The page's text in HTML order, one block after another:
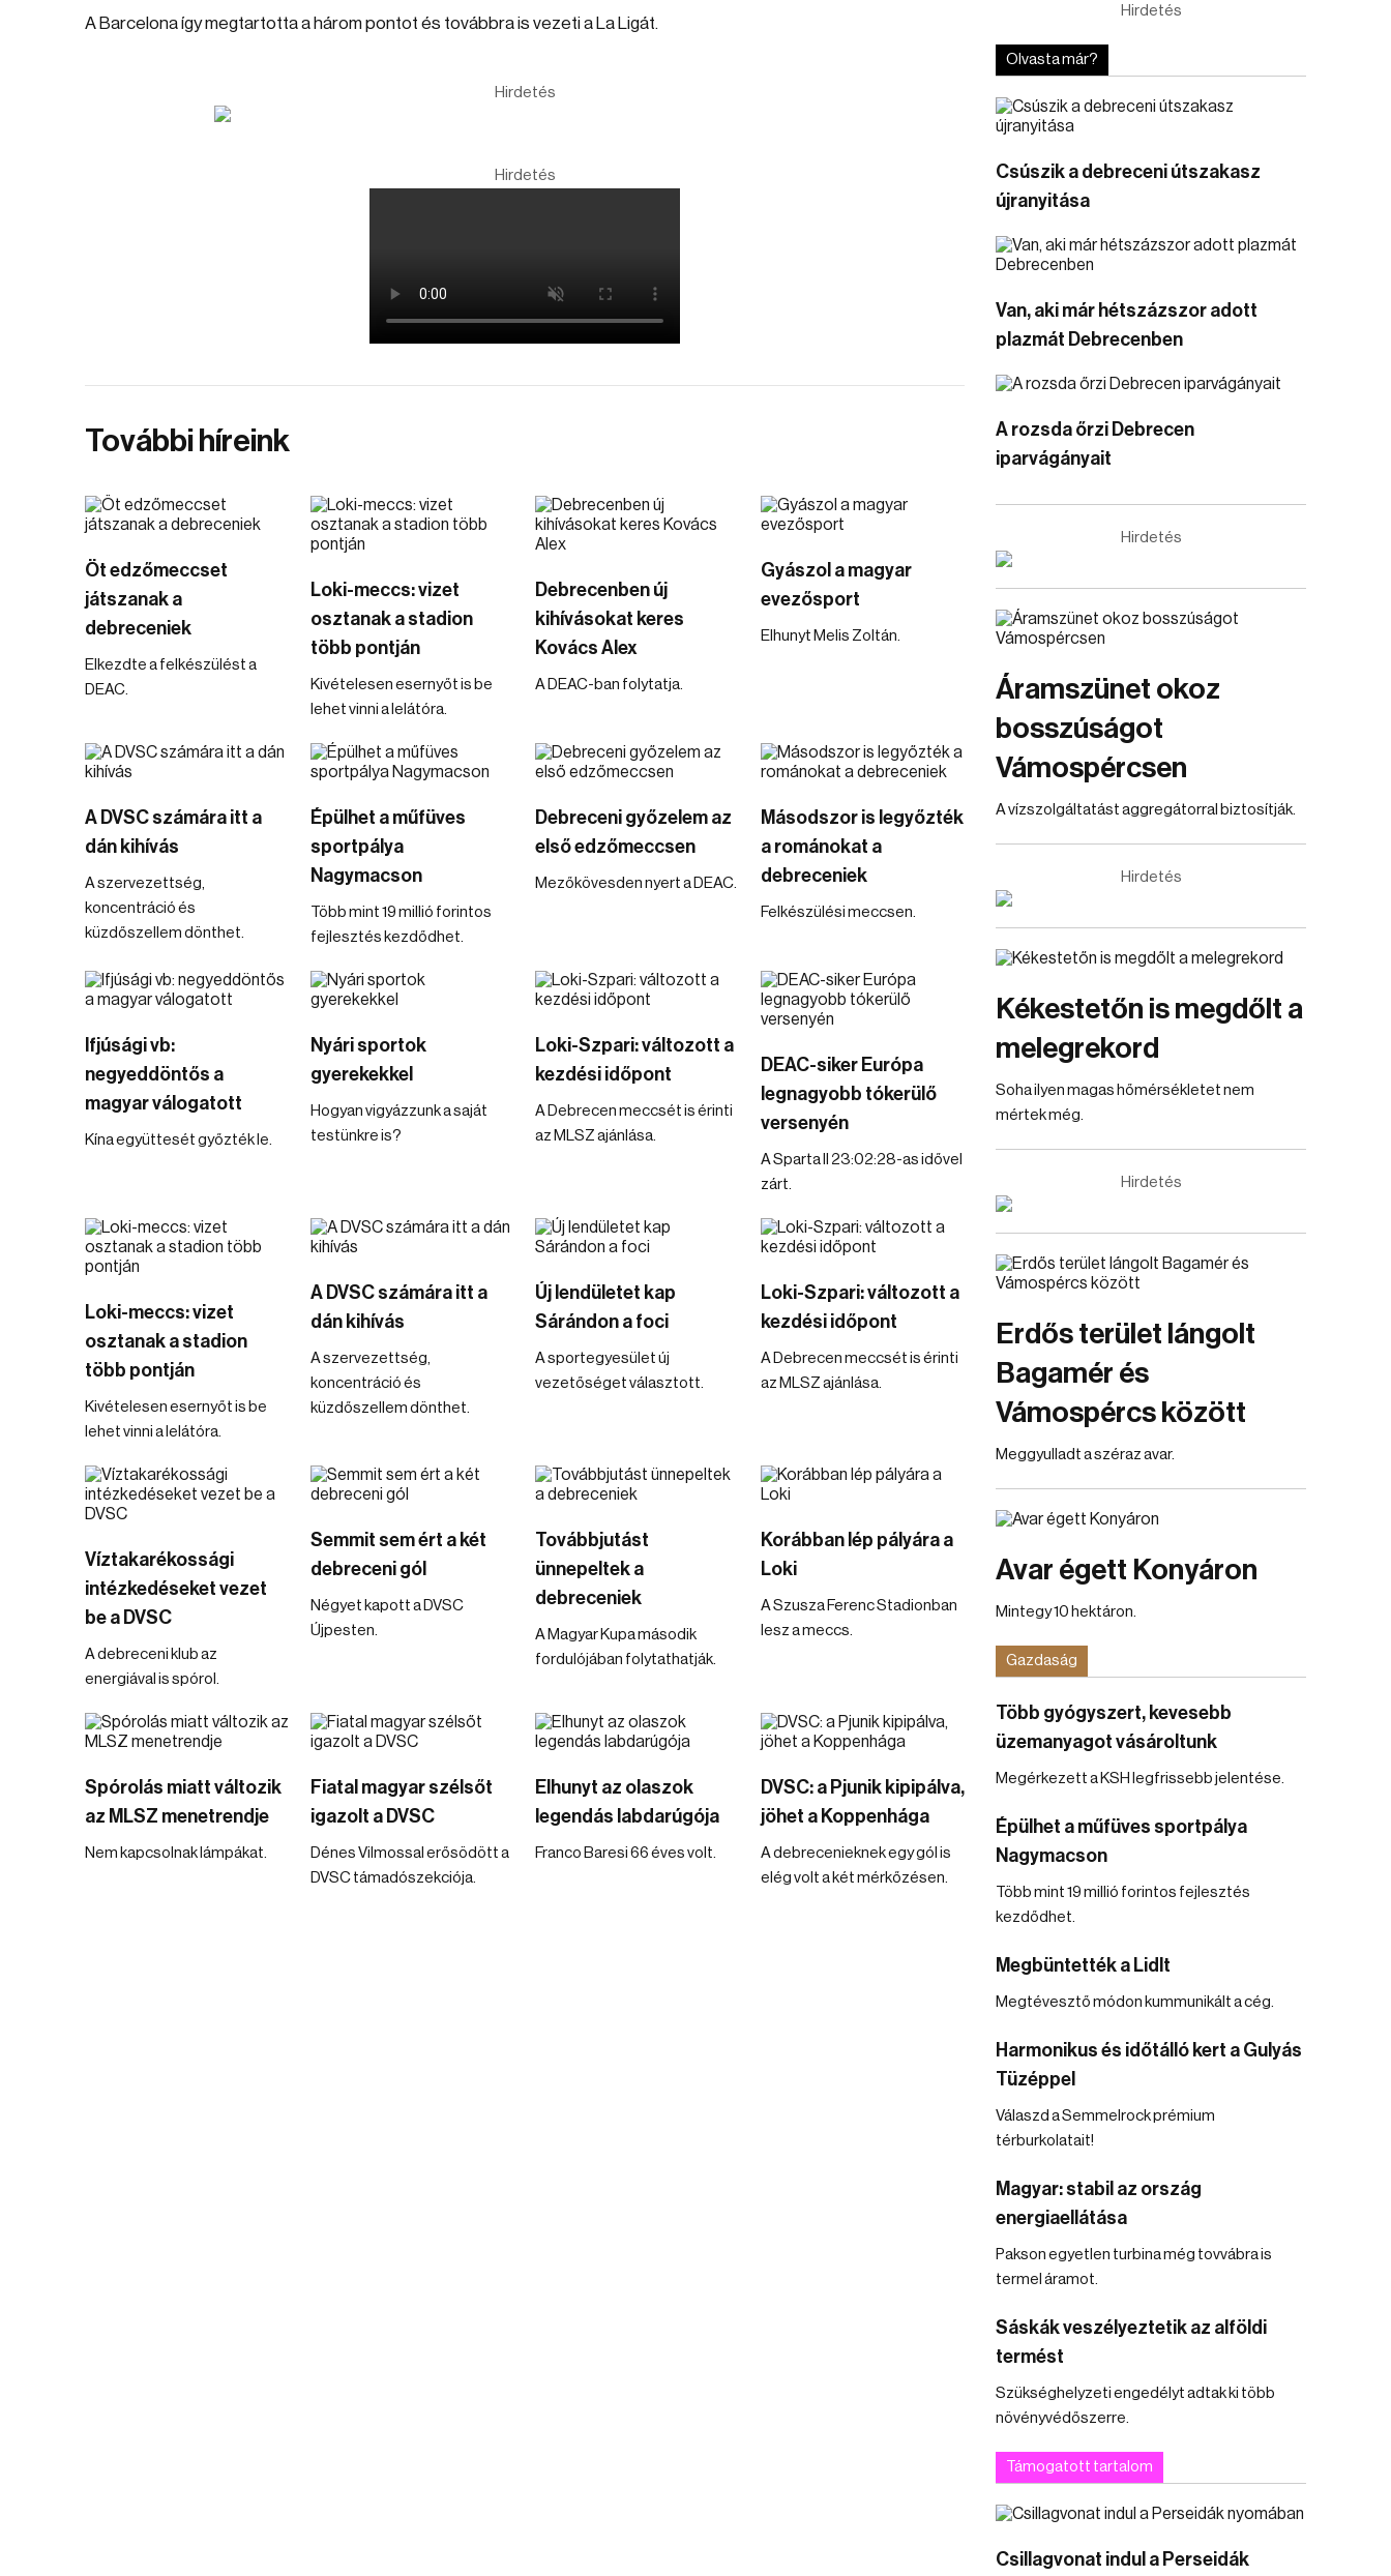
A Barcelona így megtartotta a három pontot és továbbra is vezeti a La Ligát.
Hirdetés
Hirdetés
További híreink
Öt edzőmeccset
játszanak a
debreceniek
Elkezdte a felkészülést a
DEAC.
Loki-meccs: vizet
osztanak a stadion
több pontján
Kivételesen esernyőt is be
lehet vinni a lelátóra.
Debrecenben új
kihívásokat keres
Kovács Alex
A DEAC-ban folytatja.
Gyászol a magyar
evezősport
Elhunyt Melis Zoltán.
A DVSC számára itt a
dán kihívás
A szervezettség,
koncentráció és
küzdőszellem dönthet.
Épülhet a műfüves
sportpálya
Nagymacson
Több mint 19 millió forintos
fejlesztés kezdődhet.
Debreceni győzelem az
első edzőmeccsen
Mezőkövesden nyert a DEAC.
Másodszor is legyőzték
a románokat a
debreceniek
Felkészülési meccsen.
Ifjúsági vb:
negyeddöntős a
magyar válogatott
Kína együttesét győzték le.
Nyári sportok
gyerekekkel
Hogyan vigyázzunk a saját
testünkre is?
Loki-Szpari: változott a
kezdési időpont
A Debrecen meccsét is érinti
az MLSZ ajánlása.
DEAC-siker Európa
legnagyobb tókerülő
versenyén
A Sparta II 23:02:28-as idővel
zárt.
Loki-meccs: vizet
osztanak a stadion
több pontján
Kivételesen esernyőt is be
lehet vinni a lelátóra.
A DVSC számára itt a
dán kihívás
A szervezettség,
koncentráció és
küzdőszellem dönthet.
Új lendületet kap
Sárándon a foci
A sportegyesület új
vezetőséget választott.
Loki-Szpari: változott a
kezdési időpont
A Debrecen meccsét is érinti
az MLSZ ajánlása.
Víztakarékossági
intézkedéseket vezet
be a DVSC
A debreceni klub az
energiával is spórol.
Semmit sem ért a két
debreceni gól
Négyet kapott a DVSC
Újpesten.
Továbbjutást
ünnepeltek a
debreceniek
A Magyar Kupa második
fordulójában folytathatják.
Korábban lép pályára a
Loki
A Szusza Ferenc Stadionban
lesz a meccs.
Spórolás miatt változik
az MLSZ menetrendje
Nem kapcsolnak lámpákat.
Fiatal magyar szélsőt
igazolt a DVSC
Dénes Vilmossal erősödött a
DVSC támadószekciója.
Elhunyt az olaszok
legendás labdarúgója
Franco Baresi 66 éves volt.
DVSC: a Pjunik kipipálva,
jöhet a Koppenhága
A debrecenieknek egy gól is
elég volt a két mérkőzésen.
Hirdetés
Olvasta már?
Csúszik a debreceni útszakasz
újranyitása
Van, aki már hétszázszor adott
plazmát Debrecenben
A rozsda őrzi Debrecen
iparvágányait
Hirdetés
Áramszünet okoz
bosszúságot
Vámospércsen
A vízszolgáltatást aggregátorral biztosítják.
Hirdetés
Kékestetőn is megdőlt a
melegrekord
Soha ilyen magas hőmérsékletet nem
mértek még.
Hirdetés
Erdős terület lángolt
Bagamér és
Vámospércs között
Meggyulladt a széraz avar.
Avar égett Konyáron
Mintegy 10 hektáron.
Gazdaság
Több gyógyszert, kevesebb
üzemanyagot vásároltunk
Megérkezett a KSH legfrissebb jelentése.
Épülhet a műfüves sportpálya
Nagymacson
Több mint 19 millió forintos fejlesztés
kezdődhet.
Megbüntették a Lidlt
Megtévesztő módon kummunikált a cég.
Harmonikus és időtálló kert a Gulyás
Tüzéppel
Válaszd a Semmelrock prémium
térburkolatait!
Magyar: stabil az ország
energiaellátása
Pakson egyetlen turbina még tovvábra is
termel áramot.
Sáskák veszélyeztetik az alföldi
termést
Szükséghelyzeti engedélyt adtak ki több
növényvédőszerre.
Támogatott tartalom
Csillagvonat indul a Perseidák